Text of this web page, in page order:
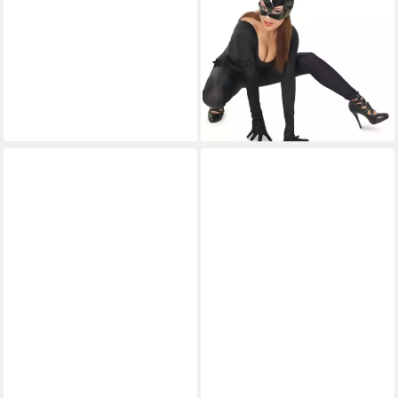
Katzenmaske Halloween
Karneval, Mit Ohren
(1)
4,95 € 9,99 €
-50%
lieferbar - in 5-6 Werktagen bei dir